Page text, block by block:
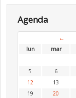
Agenda
←
lun
mar
5
6
12
13
19
20